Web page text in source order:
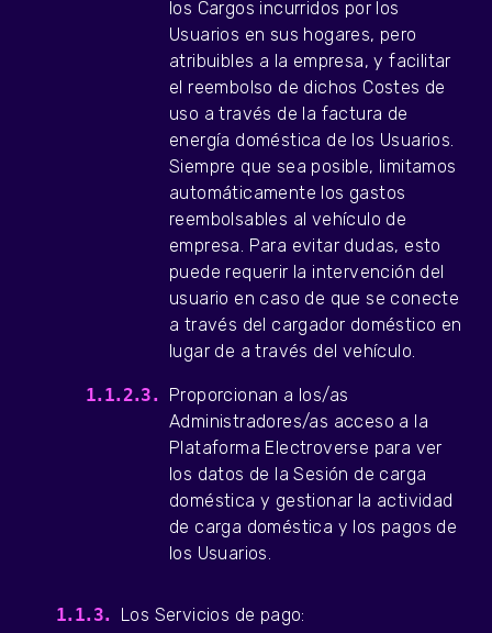
los Cargos incurridos por los
Usuarios en sus hogares, pero
atribuibles a la empresa, y facilitar
el reembolso de dichos Costes de
uso a través de la factura de
energía doméstica de los Usuarios.
Siempre que sea posible, limitamos
automáticamente los gastos
reembolsables al vehículo de
empresa. Para evitar dudas, esto
puede requerir la intervención del
usuario en caso de que se conecte
a través del cargador doméstico en
lugar de a través del vehículo.
Proporcionan a los/as
Administradores/as acceso a la
Plataforma Electroverse para ver
los datos de la Sesión de carga
doméstica y gestionar la actividad
de carga doméstica y los pagos de
los Usuarios.
Los Servicios de pago: